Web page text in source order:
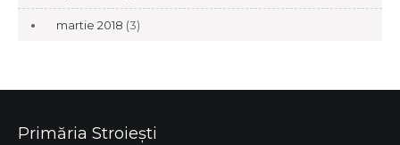
martie 2018 (3)
Primăria Stroiești